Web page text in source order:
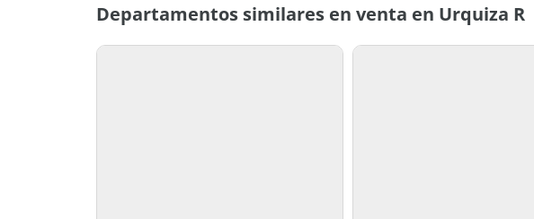
Departamentos similares en venta en Urquiza R